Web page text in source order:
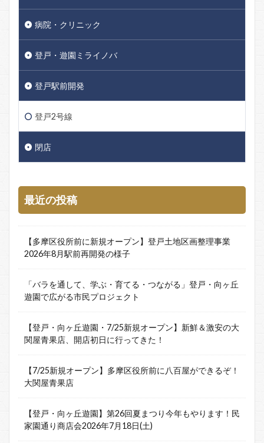
病院・クリニック
登戸・遊園ミライノバ
登戸駅前開発
登戸2号線
閉店
最近の投稿
【多摩区役所前に新規オープン】登戸土地区画整理事業
2026年8月駅前再開発の様子
「バラを通して、学ぶ・育てる・つながる」登戸・向ヶ丘
遊園で広がる市民プロジェクト
【登戸・向ヶ丘遊園・7/25新規オープン】新鮮＆激安の大
関屋青果店、開店初日に行ってきた！
【7/25新規オープン】多摩区役所前に八百屋ができるぞ！
大関屋青果店
【登戸・向ヶ丘遊園】第26回夏まつり今年もやります！民
家園通り商店会2026年7月18日(土)